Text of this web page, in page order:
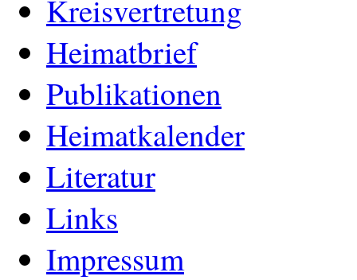
Kreisvertretung
Heimatbrief
Publikationen
Heimatkalender
Literatur
Links
Impressum